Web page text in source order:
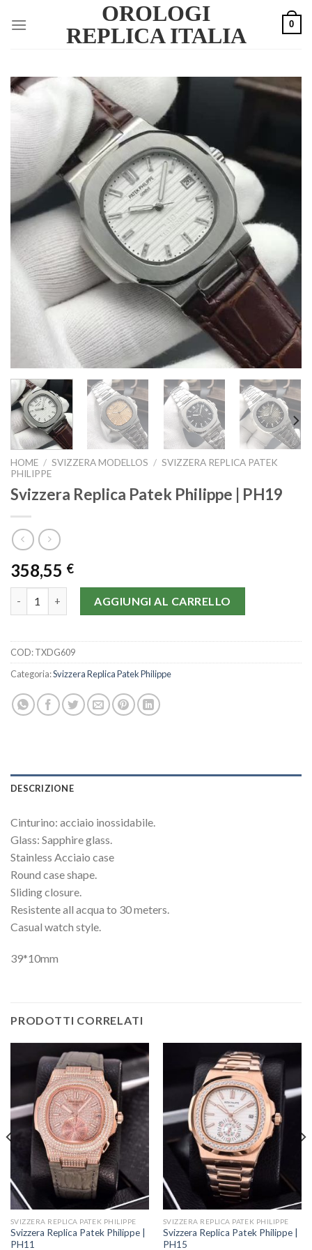
OROLOGI
REPLICA ITALIA
0
HOME / SVIZZERA MODELLOS / SVIZZERA REPLICA PATEK
PHILIPPE
Svizzera Replica Patek Philippe | PH19
358,55 €
AGGIUNGI AL CARRELLO
COD:TXDG609
Categoria:Svizzera Replica Patek Philippe
DESCRIZIONE
Cinturino: acciaio inossidabile.
Glass: Sapphire glass.
Stainless Acciaio case
Round case shape.
Sliding closure.
Resistente all acqua to 30 meters.
Casual watch style.
39*10mm
PRODOTTI CORRELATI
SVIZZERA REPLICA PATEK PHILIPPE
Svizzera Replica Patek Philippe |
PH11
SVIZZERA REPLICA PATEK PHILIPPE
Svizzera Replica Patek Philippe |
PH15